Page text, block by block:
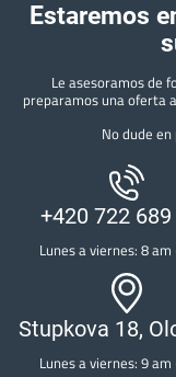
Estaremos
Le asesoramos de
preparamos una oferta
No dude
+420 722
Lunes a viernes: 8
Stupkova 18,
Lunes a viernes: 9